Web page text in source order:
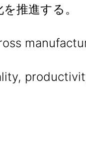
推進する。